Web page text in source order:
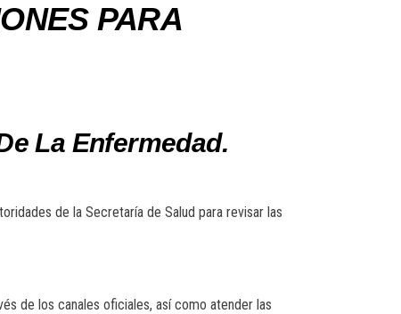
PARA
La Enfermedad.
de la Secretaría de Salud para revisar las
de los canales oficiales, así como atender las